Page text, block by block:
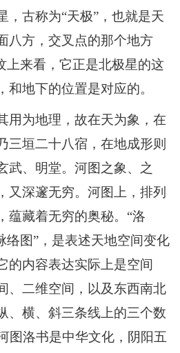
，古称为“天极”，也就是天
八方，交叉点的那个地方
上来看，它正是北极星的这
和地下的位置是对应的。
为地理，故在天为象，在
三垣二十八宿，在地成形则
武、明堂。河图之象、之
又深邃无穷。河图上，排列
蕴藏着无穷的奥秘。“洛
络图”，是表述天地空间变化
的内容表达实际上是空间
、二维空间，以及东西南北
、横、斜三条线上的三个数
图洛书是中华文化，阴阳五